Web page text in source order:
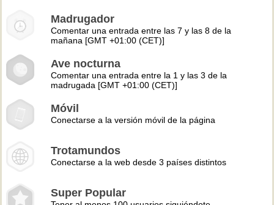
Madrugador
Comentar una entrada entre las 7 y las 8 de la
mañana [GMT +01:00 (CET)]
Ave nocturna
Comentar una entrada entre la 1 y las 3 de la
madrugada [GMT +01:00 (CET)]
Móvil
Conectarse a la versión móvil de la página
Trotamundos
Conectarse a la web desde 3 países distintos
Super Popular